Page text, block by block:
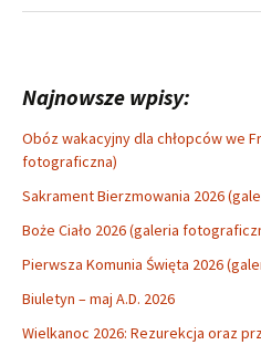
Najnowsze wpisy:
Obóz wakacyjny dla chłopców we
fotograficzna)
Sakrament Bierzmowania 2026
Boże Ciało 2026 (galeria
Pierwsza Komunia Święta 2026
Biuletyn – maj A.D. 2026
Wielkanoc 2026: Rezurekcja oraz